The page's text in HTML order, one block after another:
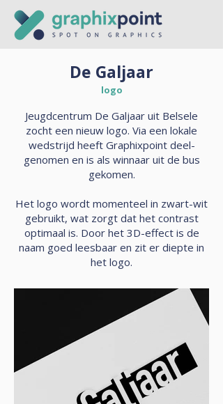
De Galjaar
logo
Jeugdcentrum De Galjaar uit Belsele
zocht een nieuw logo. Via een lokale
wedstrijd heeft Graphixpoint deel­
genomen en is als winnaar uit de bus
gekomen.
Het logo wordt momenteel in zwart-wit
gebruikt, wat zorgt dat het contrast
optimaal is. Door het 3D-effect is de
naam goed leesbaar en zit er diepte in
het logo.